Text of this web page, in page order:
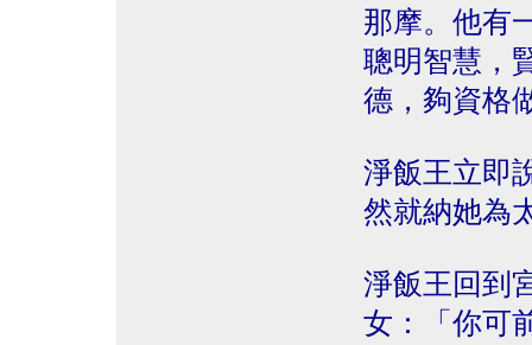
那摩。他有
聰明智慧，
德，夠資格
淨飯王立即
然就納她為
淨飯王回到
女：「你可